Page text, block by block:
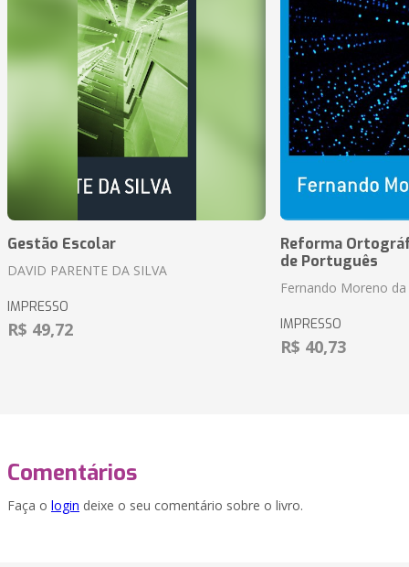
Gestão Escolar
DAVID PARENTE DA SILVA
IMPRESSO
R$ 49,72
Reforma
de Português
Fernando Moreno da
IMPRESSO
R$ 40,73
Comentários
Faça o login deixe o seu comentário sobre o livro.